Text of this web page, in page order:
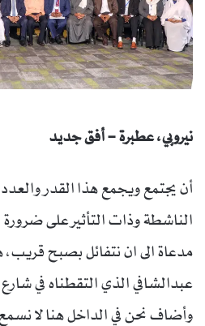
نيروبي، عطبرة – أفق جديد
أن يجتمع ويجمع هذا القدر
الناشطة وذات التأثير على ضرورة
مدعاة الى ان نتفائل بصبح قريب،
عبدالشافي الذي التقطناه في
وأضاف نحن في الداخل هنا لا